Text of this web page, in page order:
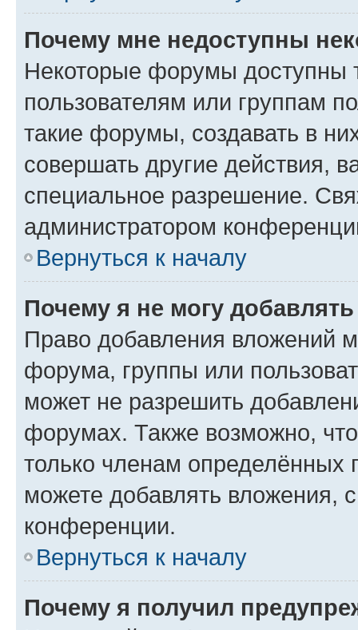
Почему мне недоступны
Некоторые форумы доступны
пользователям или группам
такие форумы, создавать в
совершать другие действия,
специальное разрешение.
администратором
Вернуться к началу
Почему я не могу
Право добавления вложений
форума, группы или
может не разрешить
форумах. Также возможно,
только членам определённых
можете добавлять вложения,
конференции.
Вернуться к началу
Почему я получил